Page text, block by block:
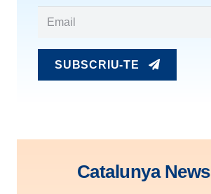
SUBSCRIU-TE
Catalunya News